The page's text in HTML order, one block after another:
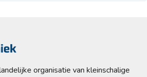
organisatie van kleinschalige